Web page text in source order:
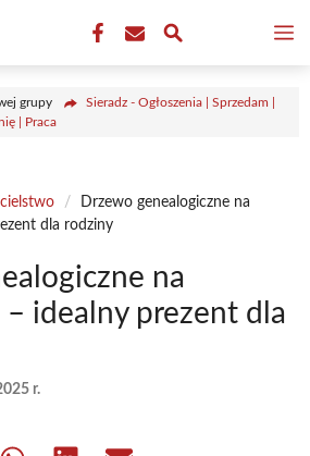
grupy
Sieradz - Ogłoszenia | Sprzedam |
| Praca
/
Drzewo genealogiczne na
dla rodziny
na
idealny prezent dla
r.